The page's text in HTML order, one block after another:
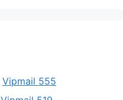
Vipmail 555